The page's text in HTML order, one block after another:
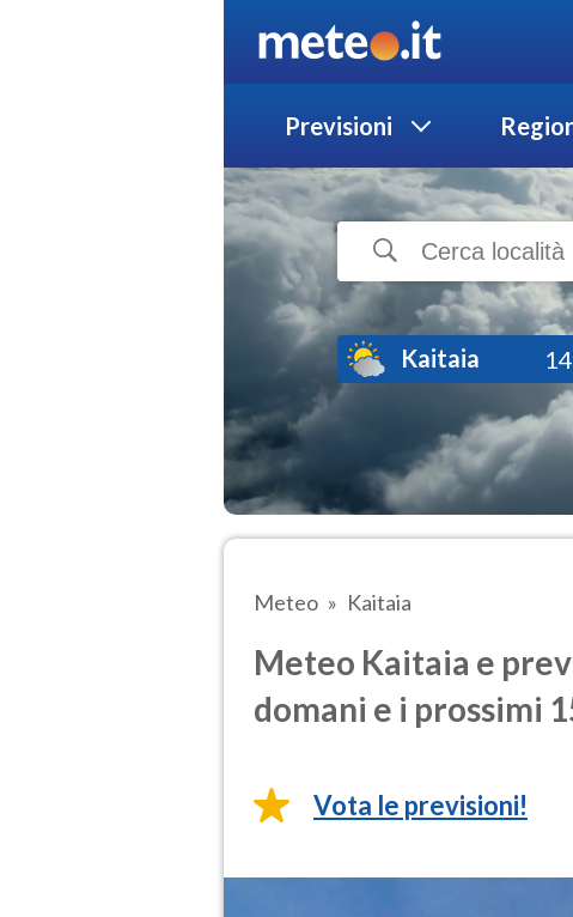
Previsioni
Kaitaia
Meteo Kaitaia
Meteo Kaitaia e
domani e i prossimi
Vota le previsioni!